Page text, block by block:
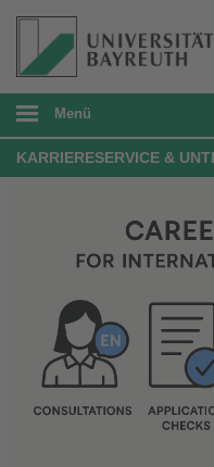
Menü
KARRIERESERVICE &